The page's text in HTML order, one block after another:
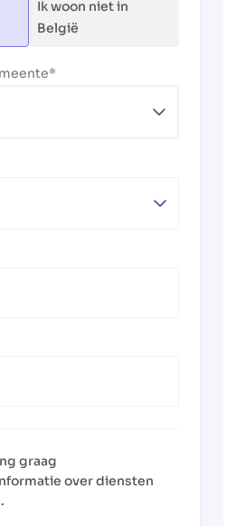
Ik woon niet in
België
graag
over diensten